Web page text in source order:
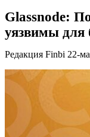
Glassnode:
уязвимы для
Редакция Finbi 22-